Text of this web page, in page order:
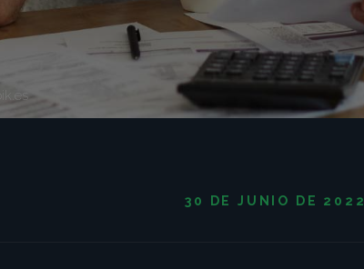
30 DE JUNIO DE 2022